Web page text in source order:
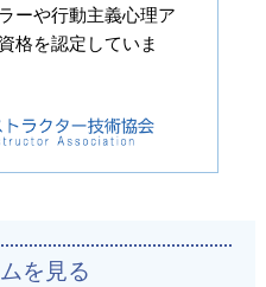
ーや行動主義心理ア
格を認定していま
を見る